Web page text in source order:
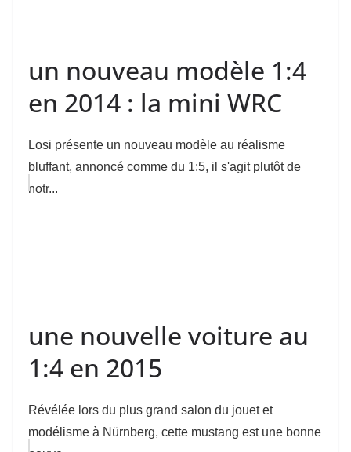
un nouveau modèle 1:4
en 2014 : la mini WRC
Losi présente un nouveau modèle au réalisme
bluffant, annoncé comme du 1:5, il s'agit plutôt de
notr...
une nouvelle voiture au
1:4 en 2015
Révélée lors du plus grand salon du jouet et
modélisme à Nürnberg, cette mustang est une bonne